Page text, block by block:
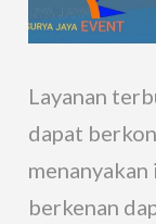
Layanan
dapat
berkenan